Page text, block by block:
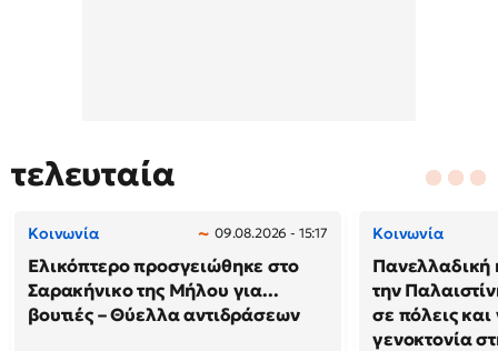
τελευταία
Κοινωνία 09.08.2026 - 15:17
Ελικόπτερο προσγειώθηκε στο
Σαρακήνικο της Μήλου για...
βουτιές – Θύελλα αντιδράσεων
Κοινωνία
Πανελλαδική
την
σε πόλεις και
γενοκτονία